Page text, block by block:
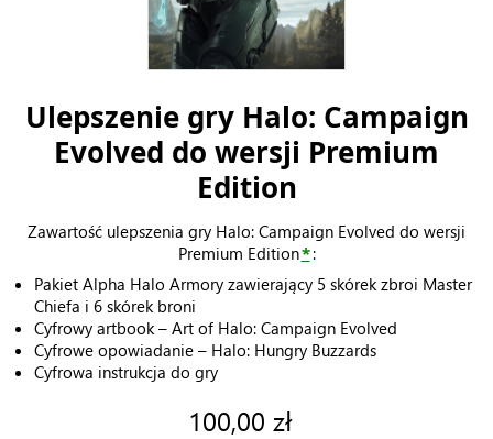
Ulepszenie gry Halo: Campaign
Evolved do wersji Premium
Edition
Zawartość ulepszenia gry Halo: Campaign Evolved do wersji
Premium Edition*:
Pakiet Alpha Halo Armory zawierający 5 skórek zbroi Master
Chiefa i 6 skórek broni
Cyfrowy artbook – Art of Halo: Campaign Evolved
Cyfrowe opowiadanie – Halo: Hungry Buzzards
Cyfrowa instrukcja do gry
100,00 zł